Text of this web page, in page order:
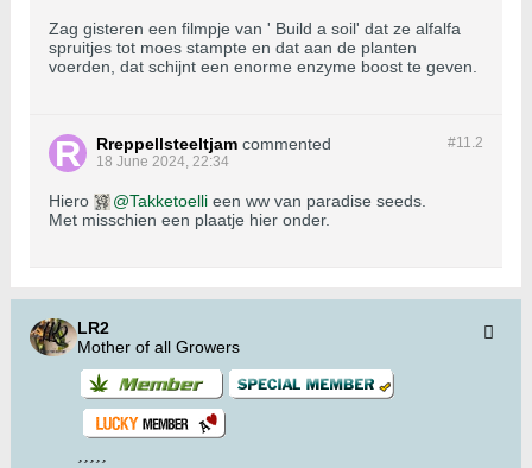
Zag gisteren een filmpje van ' Build a soil' dat ze alfalfa
spruitjes tot moes stampte en dat aan de planten
voerden, dat schijnt een enorme enzyme boost te geven.
#11.2
Rreppellsteeltjam commented
18 June 2024, 22:34
Hiero Takketoelli een ww van paradise seeds.
Met misschien een plaatje hier onder.
LR2
Mother of all Growers